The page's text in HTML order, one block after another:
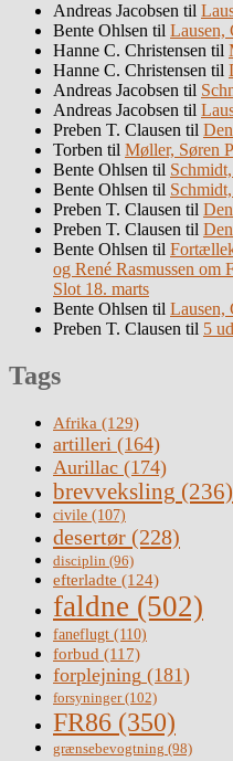
Andreas Jacobsen til
Bente Ohlsen til Lausen,
Hanne C. Christensen til
Hanne C. Christensen til
Andreas Jacobsen til
Andreas Jacobsen til
Preben T. Clausen til
Torben til Møller, Søren
Bente Ohlsen til
Bente Ohlsen til
Preben T. Clausen til
Preben T. Clausen til
Bente Ohlsen til
og René Rasmussen om
Slot 18. marts
Bente Ohlsen til Lausen,
Preben T. Clausen til 5
Tags
Afrika (129)
artilleri (164)
Aurillac (174)
brevveksling (236)
civile (107)
desertør (228)
disciplin (96)
efterladte (124)
faldne (502)
faneflugt (110)
forbud (117)
forplejning (181)
forsyninger(102)
FR86 (350)
grænsebevogtning (98)